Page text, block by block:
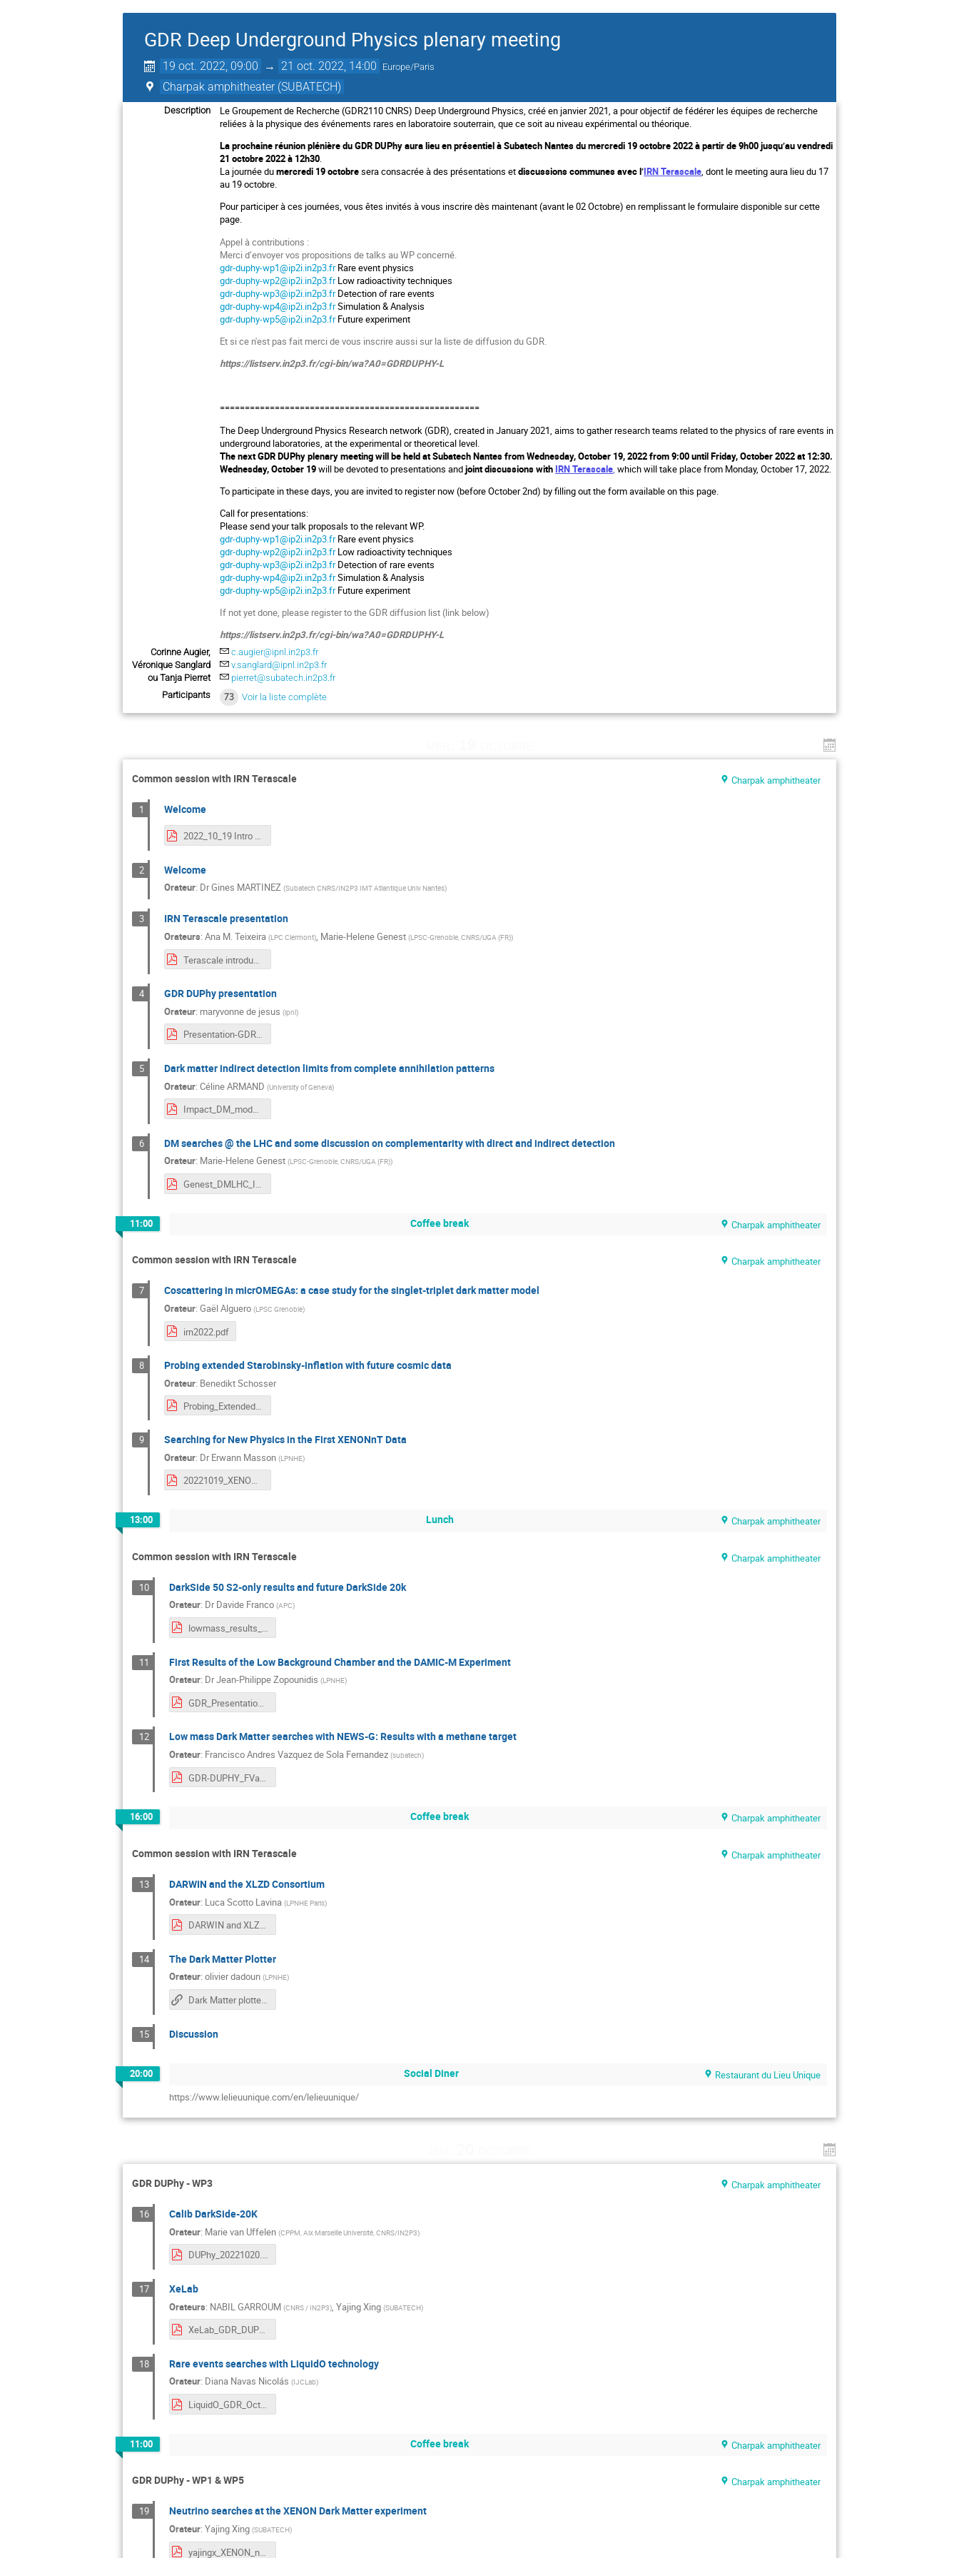
GDR Deep Underground Physics plenary meeting
19 oct. 2022, 09:00 → 21 oct. 2022, 14:00 Europe/Paris
Charpak amphitheater (SUBATECH)
Description
Le Groupement de Recherche (GDR2110 CNRS) Deep Underground Physics, créé en janvier 2021, a pour objectif de fédérer les équipes de recherche
reliées à la physique des événements rares en laboratoire souterrain, que ce soit au niveau expérimental ou théorique.
La prochaine réunion plénière du GDR DUPhy aura lieu en présentiel à Subatech Nantes du mercredi 19 octobre 2022 à partir de 9h00 jusqu’au vendredi
21 octobre 2022 à 12h30.
La journée dumercredi 19 octobresera consacrée à des présentations etdiscussions communes avec l’IRN Terascale, dont le meeting aura lieu du 17
au 19 octobre.
Pour participer à ces journées, vous êtes invités à vous inscrire dès maintenant (avant le 02 Octobre) en remplissant le formulaire disponible sur cette
page.
Appel à contributions :
Merci d’envoyer vos propositions de talks au WP concerné.
gdr-duphy-wp1@ip2i.in2p3.fr Rare event physics
gdr-duphy-wp2@ip2i.in2p3.fr Low radioactivity techniques
gdr-duphy-wp3@ip2i.in2p3.fr Detection of rare events
gdr-duphy-wp4@ip2i.in2p3.frSimulation & Analysis
gdr-duphy-wp5@ip2i.in2p3.fr Future experiment
Et si ce n'est pas fait merci de vous inscrire aussi sur la liste de diffusion du GDR.
https://listserv.in2p3.fr/cgi-bin/wa?A0=GDRDUPHY-L
====================================================
The Deep Underground Physics Research network (GDR), created in January 2021, aims to gather research teams related to the physics of rare events in
underground laboratories, at the experimental or theoretical level.
The next GDR DUPhy plenary meeting will be held at Subatech Nantes from Wednesday, October 19, 2022 from 9:00 until Friday, October 2022 at 12:30.
Wednesday, October 19will be devoted to presentations andjoint discussions with IRN Terascale which will take place from Monday, October 17, 2022.
To participate in these days, you are invited to register now (before October 2nd) by filling out the form available on this page.
Call for presentations:
Please send your talk proposals to the relevant WP.
gdr-duphy-wp1@ip2i.in2p3.fr Rare event physics
gdr-duphy-wp2@ip2i.in2p3.fr Low radioactivity techniques
gdr-duphy-wp3@ip2i.in2p3.fr Detection of rare events
gdr-duphy-wp4@ip2i.in2p3.frSimulation & Analysis
gdr-duphy-wp5@ip2i.in2p3.fr Future experiment
If not yet done, please register to the GDR diffusion list (link below)
https://listserv.in2p3.fr/cgi-bin/wa?A0=GDRDUPHY-L
Corinne Augier,
Véronique Sanglard
ou Tanja Pierret
c.augier@ipnl.in2p3.fr
v.sanglard@ipnl.in2p3.fr
pierret@subatech.in2p3.fr
Participants
73 Voir la liste complète
Common session with IRN Terascale Charpak amphitheater
1 Welcome
2022_10_19 Intro GDR Terascale-DUPhy.pdf
2 Welcome
Orateur: DrGines MARTINEZ (Subatech CNRS/IN2P3 IMT Atlantique Univ Nantes)
3 IRN Terascale presentation
Orateurs: Ana M. Teixeira (LPC Clermont), Marie-Helene Genest (LPSC-Grenoble, CNRS/UGA (FR))
Terascale introduction.pdf
4 GDR DUPhy presentation
Orateur: maryvonne de jesus (ipnl)
Presentation-GDR-Nantes.pdf
5 Dark matter indirect detection limits from complete annihilation patterns
Orateur: Céline ARMAND (University of Geneva)
Impact_DM_model_Armand_Herrmann_IRN_Terascale_Nantes.pdf
6 DM searches @ the LHC and some discussion on complementarity with direct and indirect detection
Orateur: Marie-Helene Genest (LPSC-Grenoble, CNRS/UGA (FR))
Genest_DMLHC_IRN2022.pdf
11:00 Coffee break Charpak amphitheater
Common session with IRN Terascale Charpak amphitheater
7 Coscattering in micrOMEGAs: a case study for the singlet-triplet dark matter model
Orateur: Gaël Alguero (LPSC Grenoble)
irn2022.pdf
8 Probing extended Starobinsky-inflation with future cosmic data
Orateur: Benedikt Schosser
Probing_Extended_Starobinsky.pdf
9 Searching for New Physics in the First XENONnT Data
Orateur: Dr Erwann Masson (LPNHE)
20221019_XENONnT_ErwannMasson.pdf
13:00 Lunch Charpak amphitheater
Common session with IRN Terascale Charpak amphitheater
10 DarkSide 50 S2-only results and future DarkSide 20k
Orateur: Dr Davide Franco (APC)
lowmass_results_gdr.pdf
11 First Results of the Low Background Chamber and the DAMIC-M Experiment
Orateur: DrJean-Philippe Zopounidis (LPNHE)
GDR_Presentation_2022_DAMICM.pdf
12 Low mass Dark Matter searches with NEWS-G: Results with a methane target
Orateur: Francisco Andres Vazquez de Sola Fernandez (subatech)
GDR-DUPHY_FVazquez_2022-10-19.pdf
16:00 Coffee break Charpak amphitheater
Common session with IRN Terascale Charpak amphitheater
13 DARWIN and the XLZD Consortium
Orateur: Luca Scotto Lavina (LPNHE Paris)
DARWIN and XLZD.pdf
14 The Dark Matter Plotter
Orateur: olivier dadoun (LPNHE)
Dark Matter plotter (binder link)
15 Discussion
20:00 Social Diner
Restaurant du Lieu Unique
https://www.lelieuunique.com/en/lelieuunique/
GDR DUPhy - WP3 Charpak amphitheater
16 Calib DarkSide-20K
Orateur: Marie van Uffelen (CPPM, Aix Marseille Université, CNRS/IN2P3)
DUPhy_20221020.pdf
17 XeLab
Orateurs: NABIL GARROUM (CNRS / IN2P3), Yajing Xing (SUBATECH)
XeLab_GDR_DUPHY.pdf
18 Rare events searches with LiquidO technology
Orateur: Diana Navas Nicolás (IJCLab)
LiquidO_GDR_Oct22.pdf
11:00 Coffee break Charpak amphitheater
GDR DUPhy - WP1 & WP5 Charpak amphitheater
19 Neutrino searches at the XENON Dark Matter experiment
Orateur: Yajing Xing (SUBATECH)
yajingx_XENON_neutrino.pdf